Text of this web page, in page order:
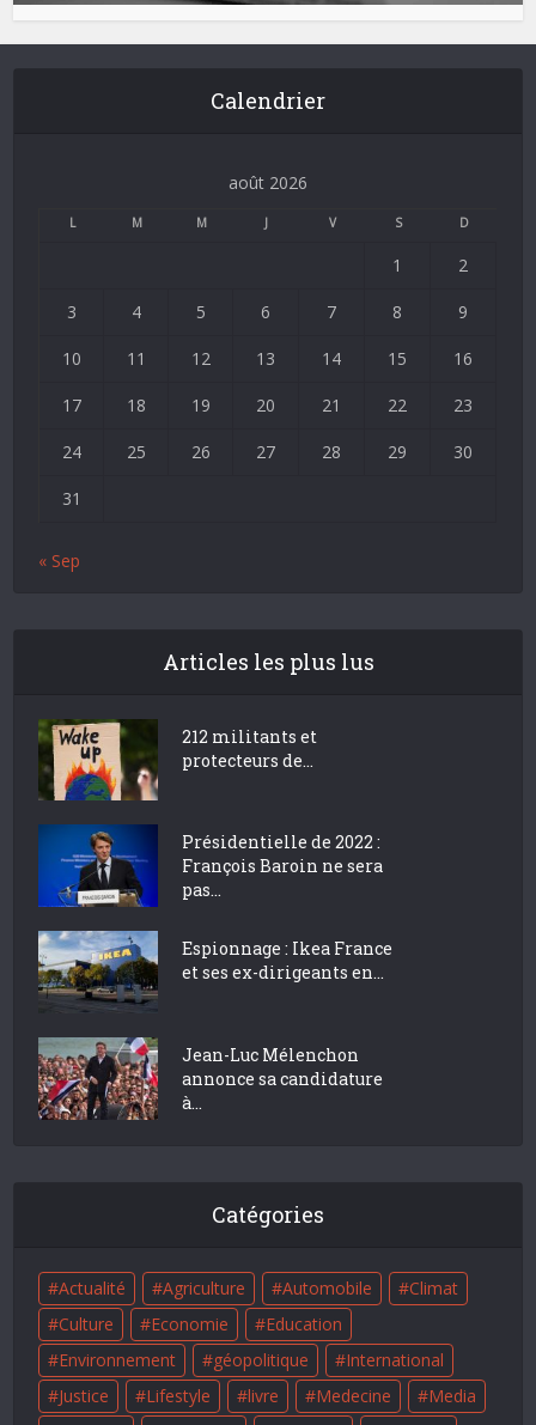
Calendrier
août 2026
L M M J V S D
1 2
3 4 5 6 7 8 9
10 11 12 13 14 15 16
17 18 19 20 21 22 23
24 25 26 27 28 29 30
31
« Sep
Articles les plus lus
212 militants et
protecteurs de...
Présidentielle de 2022 :
François Baroin ne sera
pas...
Espionnage : Ikea France
et ses ex-dirigeants en...
Jean-Luc Mélenchon
annonce sa candidature
à...
Catégories
Actualité Agriculture Automobile
Climat
Culture
Economie
Education
Environnement
géopolitique
International
Justice
Lifestyle livre Medecine
Media